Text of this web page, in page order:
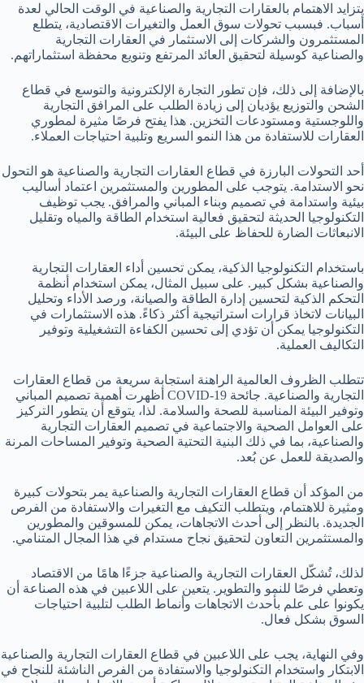
يتزايد الاهتمام بالعقارات التجارية والصناعية في الوقت الحالي لعدة
أسباب. فبسبب تحولات سوق العمل والتغيرات الاقتصادية، يتطلع
المستثمرون والشركات إلى الاستثمار في العقارات التجارية
والصناعية كوسيلة لتحقيق العائد المرتفع وتنويع محفظة استثماراتهم.
بالإضافة إلى ذلك، فإن تطور التجارة الإلكترونية والتوسع في قطاع
الشحن والتوزيع يؤديان إلى زيادة الطلب على المرافق التجارية
واللوجستية ومستودعات التخزين. هذا يفتح فرصًا مثيرة لمطوري
العقارات للاستفادة من هذا النمو السريع وتلبية احتياجات العملاء.
أحد التحولات البارزة في قطاع العقارات التجارية والصناعية هو التحول
نحو الاستدامة. يتوجب على المطورين والمستثمرين اعتماد أساليب
بيئية واستدامة في تصميم وبناء المباني والمرافق. يجب توظيف
التكنولوجيا الحديثة لتحقيق فعالية استخدام الطاقة والمياه وتقليل
الانبعاثات الضارة للحفاظ على البيئة.
باستخدام التكنولوجيا الذكية، يمكن تحسين أداء العقارات التجارية
والصناعية بشكل كبير. على سبيل المثال، يمكن استخدام أنظمة
التحكم الذكية لتحسين إدارة الطاقة والصيانة، ورصد الأداء وتحليل
البيانات لاتخاذ قرارات استراتيجية أكثر ذكاءً. هذه الاستثمارات في
التكنولوجيا يمكن أن تؤدي إلى تحسين الكفاءة التشغيلية وتوفير
التكاليف العملية.
تتطلب الظروف العالمية الراهنة استجابة سريعة من قطاع العقارات
التجارية والصناعية. جائحة COVID-19 أظهرت أهمية تصميم المباني
وتوفير البيئة المناسبة للصحة والسلامة. لذا، يتوقع أن يتطور التركيز
على العوامل الصحية والاجتماعية في تصميم العقارات التجارية
والصناعية، بما في ذلك البنية التحتية الصحية وتوفير المساحات المرنة
والصديقة للعمل عن بُعد.
من المؤكد أن قطاع العقارات التجارية والصناعية يمر بتحولات كبيرة
ومثيرة للاهتمام، ويتطلب التكيف مع التغيرات والاستفادة من الفرص
الجديدة. بالنظر إلى أحدث الاتجاهات، يمكن للمسوقين والمطورين
والمستثمرين التعاون لتحقيق نجاح مستدام في هذا المجال المتنامي.
لذلك، تُشكّل العقارات التجارية والصناعية جزءًا هامًا من الاقتصاد
وتعطي فرصًا للنمو والتطوير. يتعين على اللاعبين في هذه الصناعة أن
يكونوا على علم بأحدث الاتجاهات وأنماط الطلب لتلبية احتياجات
السوق بشكل فعال.
وفي النهاية، يجب على اللاعبين في قطاع العقارات التجارية والصناعية
الابتكار واستخدام التكنولوجيا والاستفادة من الفرص الناشئة للنجاح في